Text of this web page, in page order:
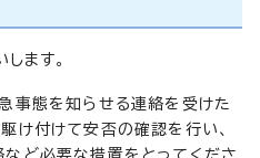
ます。
事態を知らせる連絡を受けた
け付けて安否の確認を行い、
ど必要な措置をとってくださ